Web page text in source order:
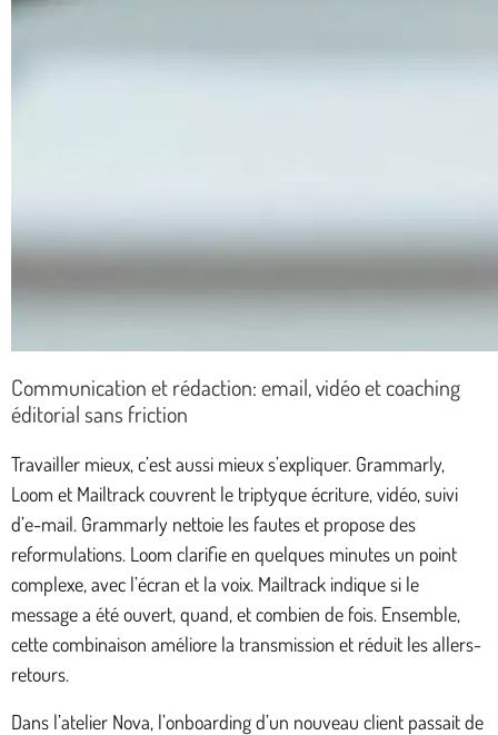
Communication et rédaction: email, vidéo et coaching
éditorial sans friction
Travailler mieux, c’est aussi mieux s’expliquer. Grammarly,
Loom et Mailtrack couvrent le triptyque écriture, vidéo, suivi
d’e-mail. Grammarly nettoie les fautes et propose des
reformulations. Loom clarifie en quelques minutes un point
complexe, avec l’écran et la voix. Mailtrack indique si le
message a été ouvert, quand, et combien de fois. Ensemble,
cette combinaison améliore la transmission et réduit les allers-
retours.
Dans l’atelier Nova, l’onboarding d’un nouveau client passait de